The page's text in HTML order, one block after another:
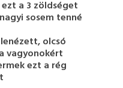
a 3 zöldséget
sosem tenné
olcsó
vagyonokért
ezt a rég